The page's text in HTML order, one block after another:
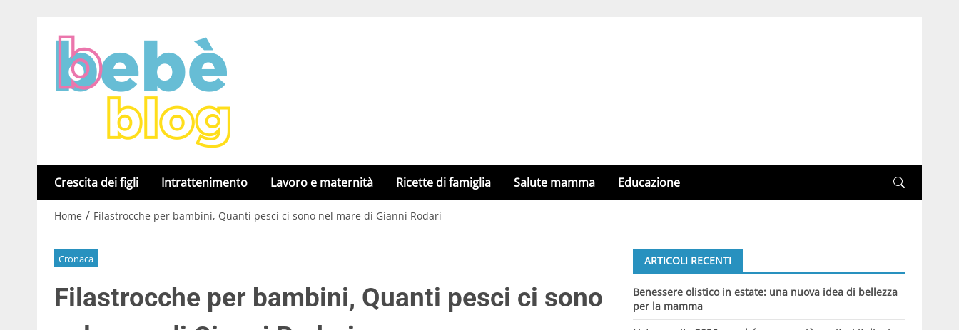
Crescita dei figli Intrattenimento Lavoro e maternità Ricette di famiglia Salute mamma Educazione
Home / Filastrocche per bambini, Quanti pesci ci sono nel mare di Gianni Rodari
Cronaca
Filastrocche per bambini, Quanti pesci ci sono
ARTICOLI RECENTI
Benessere olistico in estate: una nuova idea di bellezza
per la mamma